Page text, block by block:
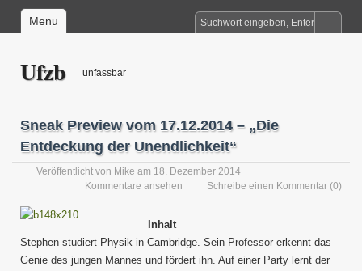
Menu
Ufzb unfassbar
Sneak Preview vom 17.12.2014 – „Die
Entdeckung der Unendlichkeit“
Veröffentlicht von Mike am 18. Dezember 2014
Schreibe einen Kommentar (0)
Kommentare ansehen
Inhalt
Stephen studiert Physik in Cambridge. Sein Professor erkennt das
Genie des jungen Mannes und fördert ihn. Auf einer Party lernt der